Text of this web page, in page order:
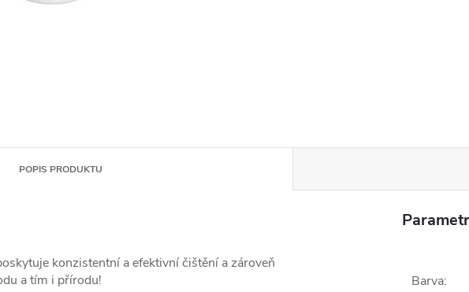
POPIS PRODUKTU
konzistentní a efektivní čištění a zároveň
a tím i přírodu!
Barva: